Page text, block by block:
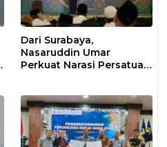
Dari Surabaya,
Nasaruddin Umar
Perkuat Narasi Persatuan